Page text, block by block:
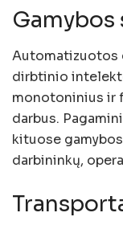
Automatizuotos
dirbtinio
monotoninius ir
darbus.
kituose
darbininkų,